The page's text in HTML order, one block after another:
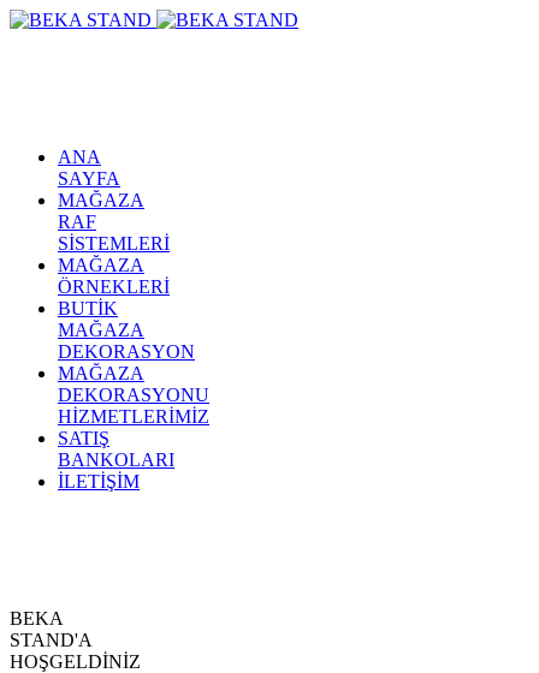
ANA
SAYFA
MAĞAZA
RAF
SİSTEMLERİ
MAĞAZA
ÖRNEKLERİ
BUTİK
MAĞAZA
DEKORASYON
MAĞAZA
DEKORASYONU
HİZMETLERİMİZ
SATIŞ
BANKOLARI
İLETİŞİM
BEKA
STAND'A
HOŞGELDİNİZ